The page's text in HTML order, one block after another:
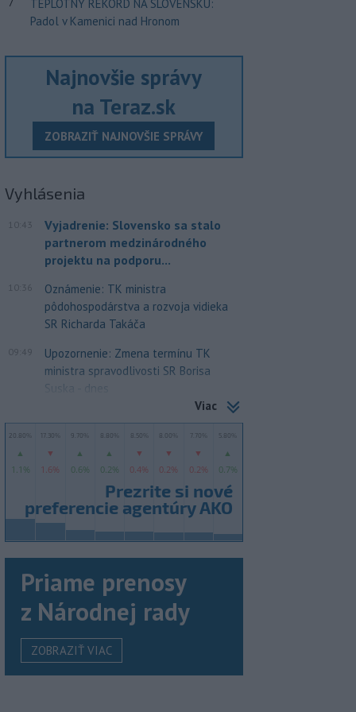
TEPLOTNÝ REKORD NA SLOVENSKU:
Padol v Kamenici nad Hronom
Najnovšie správy
na Teraz.sk
ZOBRAZIŤ NAJNOVŠIE SPRÁVY
Vyhlásenia
10:43
Vyjadrenie: Slovensko sa stalo
partnerom medzinárodného
projektu na podporu...
10:36
Oznámenie: TK ministra
pôdohospodárstva a rozvoja vidieka
SR Richarda Takáča
09:49
Upozornenie: Zmena termínu TK
ministra spravodlivosti SR Borisa
Suska - dnes
Viac
Priame prenosy
z Národnej rady
ZOBRAZIŤ VIAC